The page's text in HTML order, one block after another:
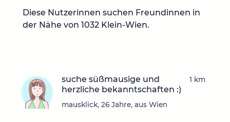
Diese Nutzerinnen suchen Freundinnen in
der Nähe von 1032 Klein-Wien.
suche süßmausige und
herzliche bekanntschaften :)
mausklick, 26 Jahre, aus Wien
1 km